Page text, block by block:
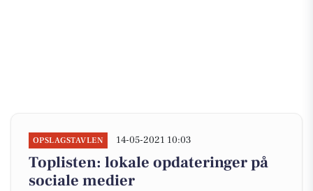
OPSLAGSTAVLEN 14-05-2021 10:03
Toplisten: lokale opdateringer på
sociale medier